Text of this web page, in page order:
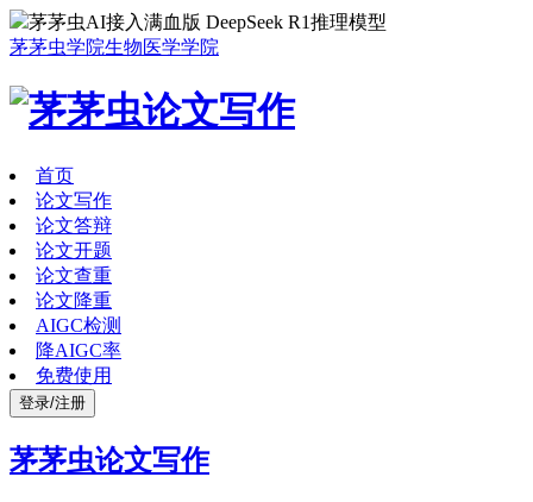
茅茅虫AI接入满血版 DeepSeek R1推理模型
茅茅虫学院生物医学学院
首页
论文写作
论文答辩
论文开题
论文查重
论文降重
AIGC检测
降AIGC率
免费使用
登录/注册
茅茅虫论文写作